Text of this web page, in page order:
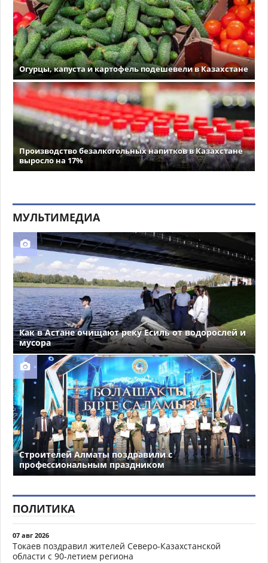
Огурцы, капуста и картофель подешевели в Казахстане
Производство безалкогольных напитков в Казахстане
выросло на 17%
МУЛЬТИМЕДИА
Как в Астане очищают реку Есиль от водорослей и
мусора
Строителей Алматы поздравили с
профессиональным праздником
ПОЛИТИКА
07 авг 2026
Токаев поздравил жителей Северо-Казахстанской
области с 90-летием региона